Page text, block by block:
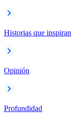
Historias que inspiran
Opinión
Profundidad